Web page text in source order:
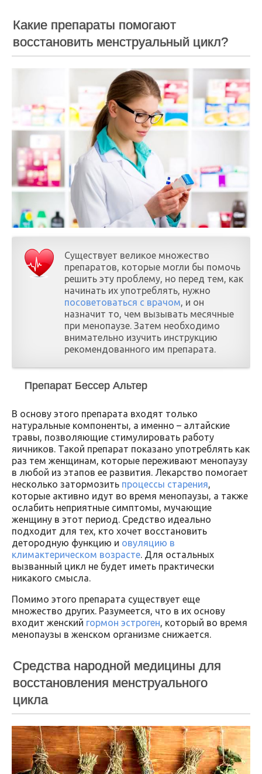
Какие препараты помогают
восстановить менструальный цикл?
Существует великое множество
препаратов, которые могли бы помочь
решить эту проблему, но перед тем, как
начинать их употреблять, нужно
посоветоваться с врачом, и он
назначит то, чем вызывать месячные
при менопаузе. Затем необходимо
внимательно изучить инструкцию
рекомендованного им препарата.
Препарат Бессер Альтер
В основу этого препарата входят только
натуральные компоненты, а именно – алтайские
травы, позволяющие стимулировать работу
яичников. Такой препарат показано употреблять как
раз тем женщинам, которые переживают менопаузу
в любой из этапов ее развития. Лекарство помогает
несколько затормозить процессы старения,
которые активно идут во время менопаузы, а также
ослабить неприятные симптомы, мучающие
женщину в этот период. Средство идеально
подходит для тех, кто хочет восстановить
детородную функцию и овуляцию в
климактерическом возрасте. Для остальных
вызванный цикл не будет иметь практически
никакого смысла.
Помимо этого препарата существует еще
множество других. Разумеется, что в их основу
входит женский гормон эстроген, который во время
менопаузы в женском организме снижается.
Средства народной медицины для
восстановления менструального
цикла